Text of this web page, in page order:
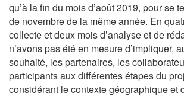
qu’à la fin du mois d’août 2019, pour se
de novembre de la même année. En
collecte et deux mois d’analyse et de
n’avons pas été en mesure d’impliquer,
souhaité, les partenaires, les
participants aux différentes étapes du
considérant le contexte géographique et